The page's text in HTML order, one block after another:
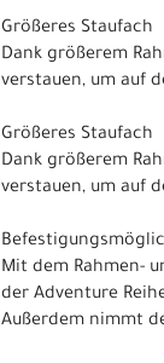
Größeres Staufach
Dank größerem
verstauen, um auf
Größeres Staufach
Dank größerem
verstauen, um auf
Mit dem Rahmen-
der Adventure
Außerdem nimmt